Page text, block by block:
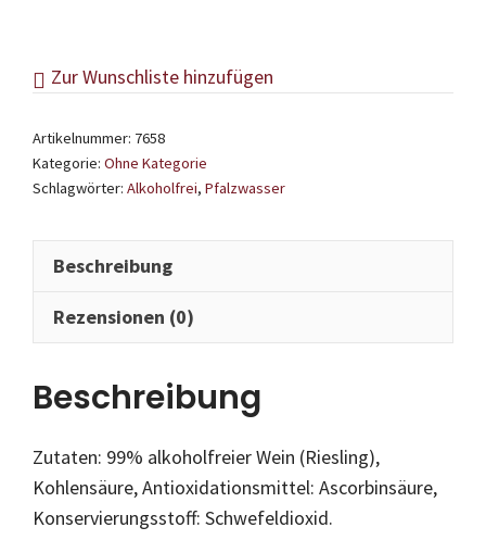
Zur Wunschliste hinzufügen
Artikelnummer: 7658
Kategorie: Ohne Kategorie
Schlagwörter: Alkoholfrei, Pfalzwasser
Beschreibung
Rezensionen (0)
Beschreibung
Zutaten: 99% alkoholfreier Wein (Riesling),
Kohlensäure, Antioxidationsmittel: Ascorbinsäure,
Konservierungsstoff: Schwefeldioxid.